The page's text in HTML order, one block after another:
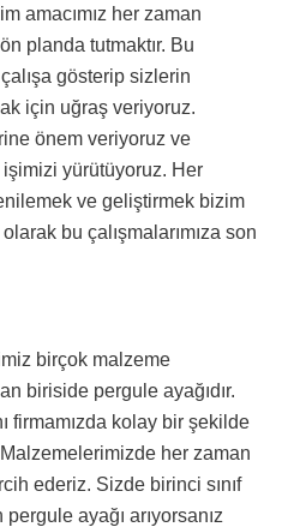
amacımız her zaman
planda tutmaktır. Bu
gösterip sizlerin
için uğraş veriyoruz.
önem veriyoruz ve
yürütüyoruz. Her
ve geliştirmek bizim
bu çalışmalarımıza son
birçok malzeme
biriside pergule ayağıdır.
firmamızda kolay bir şekilde
her zaman
ederiz. Sizde birinci sınıf
ayağı arıyorsanız